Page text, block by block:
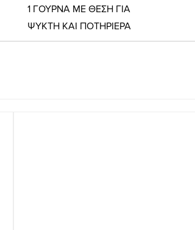
1 ΓΟΥΡΝΑ ΜΕ ΘΕΣΗ ΓΙΑ
ΨΥΚΤΗ ΚΑΙ ΠΟΤΗΡΙΕΡΑ